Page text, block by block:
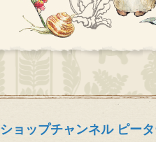
ショップチャンネル ピー